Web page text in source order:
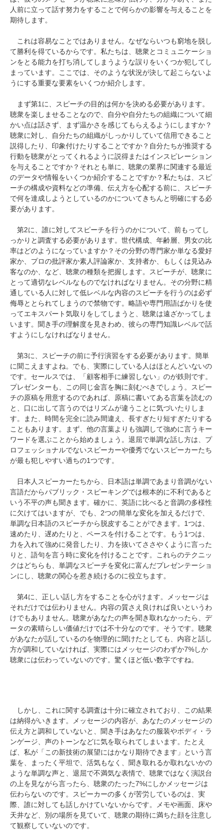
人前に立って話す努力をすることで何らかの影響を与えることを
期待します。
これは容易なことではありません。なぜならいつも窮地を脱し
て勝利を得ているからです。私たちは、聴衆とコミュニケーショ
ンをとる能力を打ち消してしまうような誤りをいくつか犯してし
まっています。ここでは、そのような状況が決して起こらないよ
うにする重要な要素をいくつか紹介します。
まず第1に、スピーチの目的は何かを決める必要があります。
聴衆を楽しませることなので、自分や自分たちの組織について細
かい点は話さず、まず温かさを感じてもらえるようにしますか？
聴衆に対し、自分たちの組織がしっかりしていて信用できること
説得したり、印象付けたりすることですか？自分たちが推奨する
行動を聴衆がとってくれるように説得またはインスピレーション
を与えることですか？それとも単に、聴衆の業界に関連する最近
のデータや情報をいくつか紹介することですか？私たちは、スピ
ーチの構成や資料などの準備、伝え方を心配する前に、スピーチ
で何を達成しようとしているのかについてきちんと明確にする必
要があります。
第2に、誰に対してスピーチを行うのかについて、前もってし
っかりと調査する必要があります。世代構成、年齢層、男女の比
率はどのようになっていますか？その分野の専門家か単なる愛好
家か、プロの批評家か素人評論家か、支持者か、もしくは見込み
客なのか、など、聴衆の種類を把握します。スピーチが、聴衆に
とって適切なレベルなものでなければなりません。その分野に精
通している人に対して低レベルな内容のスピーチを行うのは必ず
侮辱ととられてしまうので禁物です。略語や専門用語ばかりを使
ってエキスパート気取りをしてしまうと、聴衆は遠ざかってしま
います。聞き手の理解度を見きわめ、彼らの専門知識レベルで話
すようにしなければなりません。
第3に、スピーチの前に予行演習をする必要があります。簡単
に聞こえますよね。でも、実際にしている人はほとんどいないの
です。セールスでは、「顧客相手に練習しない」のが鉄則です。
プレゼンターも、この同じ金言を胸に刻むべきでしょう。スピー
チの原稿を用意するのであれば、原稿に書いてある言葉を読むの
と、口に出して言うのではリズムが違うことに気づいたりしま
す。また、時間を完全に読み間違え、長すぎたり短すぎたりする
こともあります。まず、他の言葉よりも強調して強めに言うキー
ワードを選ぶことから始めましょう。退屈で単調な話し方は、プ
ロフェッショナルでないスピーカーや優秀でないスピーカーたち
が最も犯しやすい過ちの1つです。
日本人スピーカーたちから、日本語は単調であまり音調がない
言語だからパブリック・スピーキングでは根本的に不利であると
いう不平の声も聞きます。確かに、英語に比べると音調の多様性
に欠けてはいますが、でも、2つの簡単な変化を加えるだけで、
単調な日本語のスピーチから脱皮することができます。1つは、
速めたり、遅めたりと、ペースを付けることです。もう1つは、
力を入れて強めに発音したり、力を抜いてささやくように言った
りと、語句を言う時に変化を付けることです。これらのテクニッ
クはどちらも、単調なスピーチを変化に富んだプレゼンテーショ
ンにし、聴衆の関心を惹き続けるのに役立ちます。
第4に、正しい話し方をすることを心がけます。メッセージは
それだけでは伝わりません。内容の質さえ良ければ良いというわ
けでもありません。聴衆があなたの声を聞き取れなかったら、デ
ータの素晴らしい価値だけでは不十分なのです。そうです。聴衆
があなたが話しているのを物理的に聞けたとしても、内容と話し
方が調和していなければ、実際にはメッセージのわずか7%しか
聴衆には伝わっていないのです。驚くほど低い数字ですね。
しかし、これに関する調査は十分に確立されており、この結果
は納得がいきます。メッセージの内容が、あなたのメッセージの
伝え方と調和していないと、聞き手はあなたの服装やボディ・ラ
ンゲージ、声のトーンなどに気を取られてしまいます。たとえ
ば、私が「この新技術の展望にはかなり期待できます」という言
葉を、まったく平坦で、活気もなく、聞き取れるか取れないかの
ような単調な声と、退屈で不満気な表情で、聴衆ではなく演説台
の上を見ながら言ったら、聴衆のたった7%にしかメッセージは
伝わらないのです。スピーカーの多くが苦労しているのは、実
際、誰に対しても話しかけていないからです。メモや画面、床や
天井など、別の場所を見ていて、聴衆の期待に満ちた顔を注意し
て観察していないのです。